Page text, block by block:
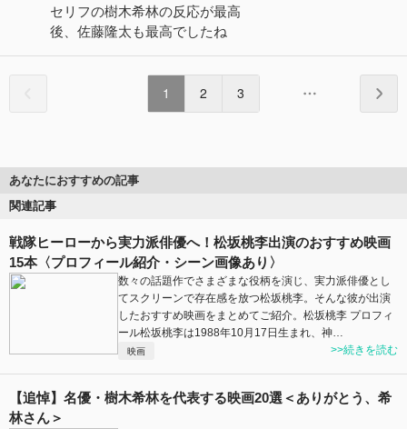
セリフの樹木希林の反応が最高
後、佐藤隆太も最高でしたね
1 2 3
あなたにおすすめの記事
関連記事
戦隊ヒーローから実力派俳優へ！松坂桃李出演のおすすめ映画
15本〈プロフィール紹介・シーン画像あり〉
数々の話題作でさまざまな役柄を演じ、実力派俳優とし
てスクリーンで存在感を放つ松坂桃李。そんな彼が出演
したおすすめ映画をまとめてご紹介。松坂桃李 プロフィ
ール松坂桃李は1988年10月17日生まれ、神…
映画 >>続きを読む
【追悼】名優・樹木希林を代表する映画20選＜ありがとう、希
林さん＞